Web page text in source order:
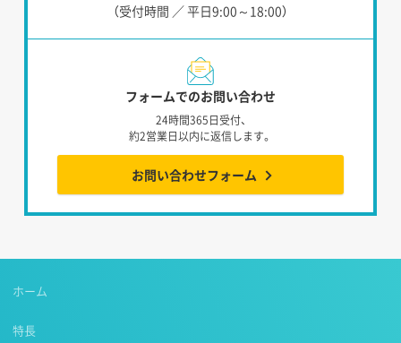
（受付時間 ／ 平日9:00～18:00）
フォームでのお問い合わせ
24時間365日受付、
約2営業日以内に返信します。
お問い合わせフォーム
ホーム
特長